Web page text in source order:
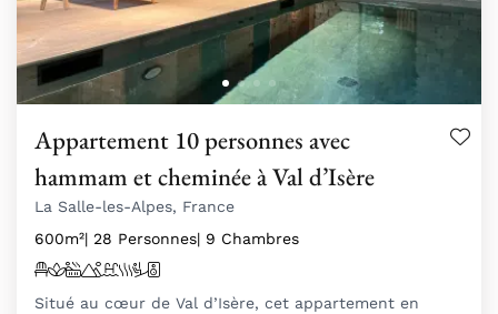
Appartement 10 personnes avec
hammam et cheminée à Val d’Isère
La Salle-les-Alpes, France
600m²| 28 Personnes| 9 Chambres
Situé au cœur de Val d’Isère, cet appartement en